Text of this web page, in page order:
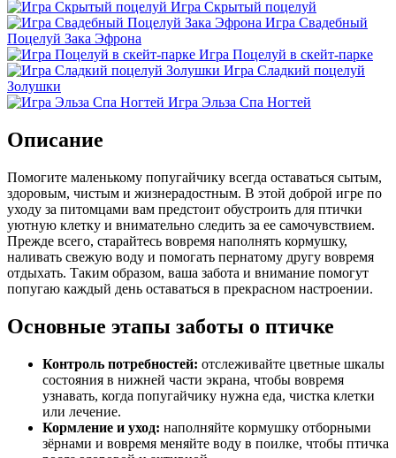
Игра Скрытый поцелуй
Игра Свадебный
Поцелуй Зака Эфрона
Игра Поцелуй в скейт-парке
Игра Сладкий поцелуй
Золушки
Игра Эльза Спа Ногтей
Описание
Помогите маленькому попугайчику всегда оставаться сытым,
здоровым, чистым и жизнерадостным. В этой доброй игре по
уходу за питомцами вам предстоит обустроить для птички
уютную клетку и внимательно следить за ее самочувствием.
Прежде всего, старайтесь вовремя наполнять кормушку,
наливать свежую воду и помогать пернатому другу вовремя
отдыхать. Таким образом, ваша забота и внимание помогут
попугаю каждый день оставаться в прекрасном настроении.
Основные этапы заботы о птичке
Контроль потребностей: отслеживайте цветные шкалы
состояния в нижней части экрана, чтобы вовремя
узнавать, когда попугайчику нужна еда, чистка клетки
или лечение.
Кормление и уход: наполняйте кормушку отборными
зёрнами и вовремя меняйте воду в поилке, чтобы птичка